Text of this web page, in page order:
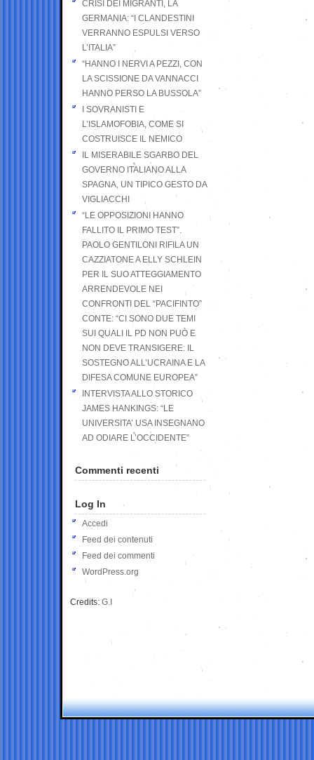
CRISI DEI MIGRANTI, LA
GERMANIA: “I CLANDESTINI
VERRANNO ESPULSI VERSO
L’ITALIA”
“HANNO I NERVI A PEZZI, CON
LA SCISSIONE DA VANNACCI
HANNO PERSO LA BUSSOLA”
I SOVRANISTI E
L’ISLAMOFOBIA, COME SI
COSTRUISCE IL NEMICO
IL MISERABILE SGARBO DEL
GOVERNO ITALIANO ALLA
SPAGNA, UN TIPICO GESTO DA
VIGLIACCHI
“LE OPPOSIZIONI HANNO
FALLITO IL PRIMO TEST”.
PAOLO GENTILONI RIFILA UN
CAZZIATONE A ELLY SCHLEIN
PER IL SUO ATTEGGIAMENTO
ARRENDEVOLE NEI
CONFRONTI DEL “PACIFINTO”
CONTE: “CI SONO DUE TEMI
SUI QUALI IL PD NON PUÒ E
NON DEVE TRANSIGERE: IL
SOSTEGNO ALL’UCRAINA E LA
DIFESA COMUNE EUROPEA”
INTERVISTA ALLO STORICO
JAMES HANKINGS: “LE
UNIVERSITA’ USA INSEGNANO
AD ODIARE L’OCCIDENTE”
Commenti recenti
Log In
Accedi
Feed dei contenuti
Feed dei commenti
WordPress.org
Credits: G.I